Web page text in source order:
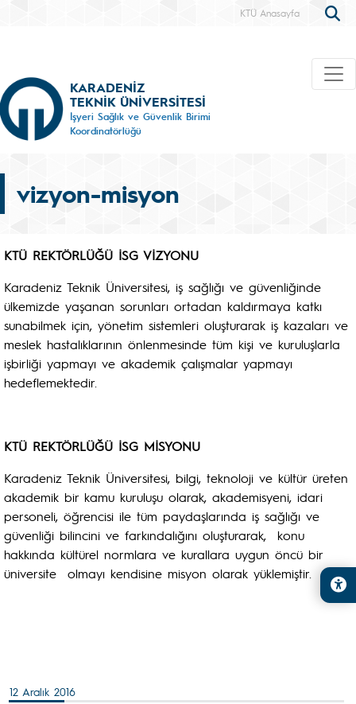
KTÜ Anasayfa
KARADENİZ
TEKNİK ÜNİVERSİTESİ
İşyeri Sağlık ve Güvenlik Birimi
Koordinatörlüğü
vizyon-misyon
KTÜ REKTÖRLÜĞÜ İSG VİZYONU
Karadeniz Teknik Üniversitesi, iş sağlığı ve güvenliğinde
ülkemizde yaşanan sorunları ortadan kaldırmaya katkı
sunabilmek için, yönetim sistemleri oluşturarak iş kazaları ve
meslek hastalıklarının önlenmesinde tüm kişi ve kuruluşlarla
işbirliği yapmayı ve akademik çalışmalar yapmayı
hedeflemektedir.
KTÜ REKTÖRLÜĞÜ İSG MİSYONU
Karadeniz Teknik Üniversitesi, bilgi, teknoloji ve kültür üreten
akademik bir kamu kuruluşu olarak, akademisyeni, idari
personeli, öğrencisi ile tüm paydaşlarında iş sağlığı ve
güvenliği bilincini ve farkındalığını oluşturarak, konu
hakkında kültürel normlara ve kurallara uygun öncü bir
üniversite olmayı kendisine misyon olarak yüklemiştir.
12 Aralık 2016